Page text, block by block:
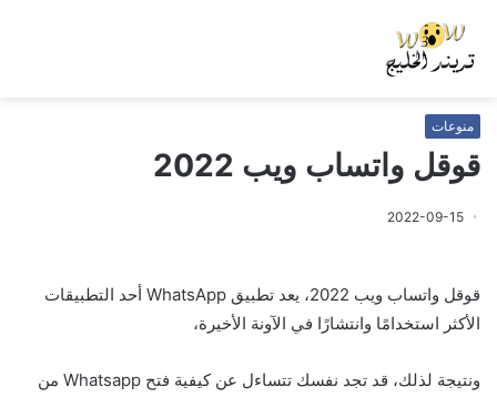
منوعات
قوقل واتساب ويب 2022
2022-09-15
قوقل واتساب ويب 2022، يعد تطبيق WhatsApp أحد التطبيقات
الأكثر استخدامًا وانتشارًا في الآونة الأخيرة،
ونتيجة لذلك، قد تجد نفسك تتساءل عن كيفية فتح Whatsapp من